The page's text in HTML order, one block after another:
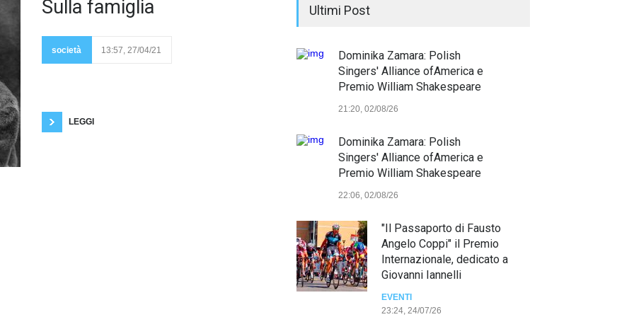
Sulla famiglia
società 13:57, 27/04/21
LEGGI
Ultimi Post
Dominika Zamara: Polish
Singers' Alliance ofAmerica e
Premio William Shakespeare
21:20, 02/08/26
Dominika Zamara: Polish
Singers' Alliance ofAmerica e
Premio William Shakespeare
22:06, 02/08/26
"Il Passaporto di Fausto
Angelo Coppi" il Premio
Internazionale, dedicato a
Giovanni Iannelli
EVENTI
23:24, 24/07/26